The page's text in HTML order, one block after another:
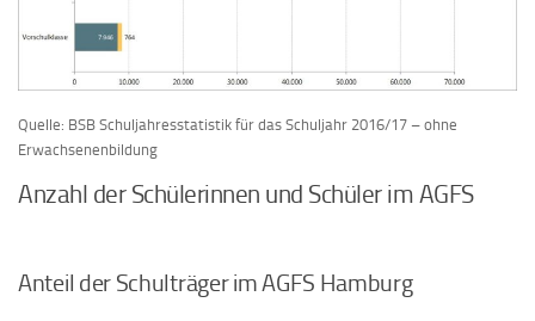
Quelle: BSB Schuljahresstatistik für das Schuljahr 2016/17 – ohne
Erwachsenenbildung
Anzahl der Schülerinnen und Schüler im AGFS
Anteil der Schulträger im AGFS Hamburg